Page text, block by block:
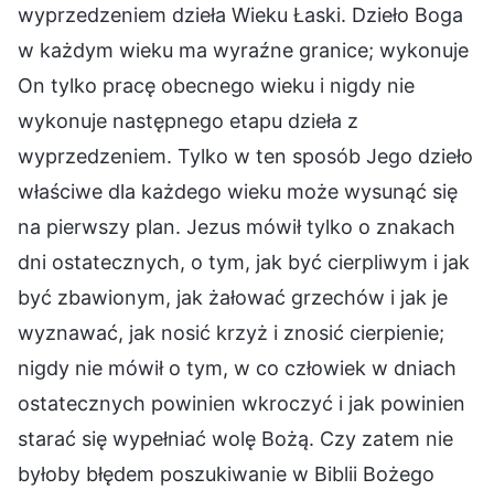
wyprzedzeniem dzieła Wieku Łaski. Dzieło Boga
w każdym wieku ma wyraźne granice; wykonuje
On tylko pracę obecnego wieku i nigdy nie
wykonuje następnego etapu dzieła z
wyprzedzeniem. Tylko w ten sposób Jego dzieło
właściwe dla każdego wieku może wysunąć się
na pierwszy plan. Jezus mówił tylko o znakach
dni ostatecznych, o tym, jak być cierpliwym i jak
być zbawionym, jak żałować grzechów i jak je
wyznawać, jak nosić krzyż i znosić cierpienie;
nigdy nie mówił o tym, w co człowiek w dniach
ostatecznych powinien wkroczyć i jak powinien
starać się wypełniać wolę Bożą. Czy zatem nie
byłoby błędem poszukiwanie w Biblii Bożego